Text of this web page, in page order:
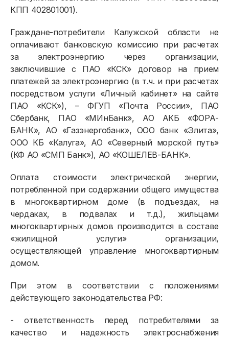
КПП 402801001).
Граждане-потребители Калужской области не
оплачивают банковскую комиссию при расчетах
за электроэнергию через организации,
заключившие с ПАО «КСК» договор на прием
платежей за электроэнергию (в т.ч. и при расчетах
посредством услуги «Личный кабинет» на сайте
ПАО «КСК»), – ФГУП «Почта России», ПАО
Сбербанк, ПАО «МИнБанк», АО АКБ «ФОРА-
БАНК», АО «Газэнергобанк», ООО банк «Элита»,
ООО КБ «Калуга», АО «Северный морской путь»
(КФ АО «СМП Банк»), АО «КОШЕЛЕВ-БАНК».
Оплата стоимости электрической энергии,
потребленной при содержании общего имущества
в многоквартирном доме (в подъездах, на
чердаках, в подвалах и т.д.), жильцами
многоквартирных домов производится в составе
«жилищной услуги» организации,
осуществляющей управление многоквартирным
домом.
При этом в соответствии с положениями
действующего законодательства РФ:
- ответственность перед потребителями за
качество и надежность электроснабжения